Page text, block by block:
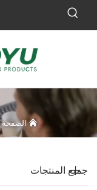
الصفحة
جميع المنتجات